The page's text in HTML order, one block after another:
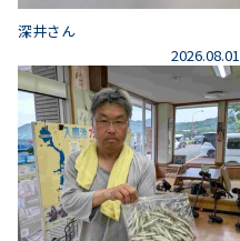
深井さん
2026.08.01